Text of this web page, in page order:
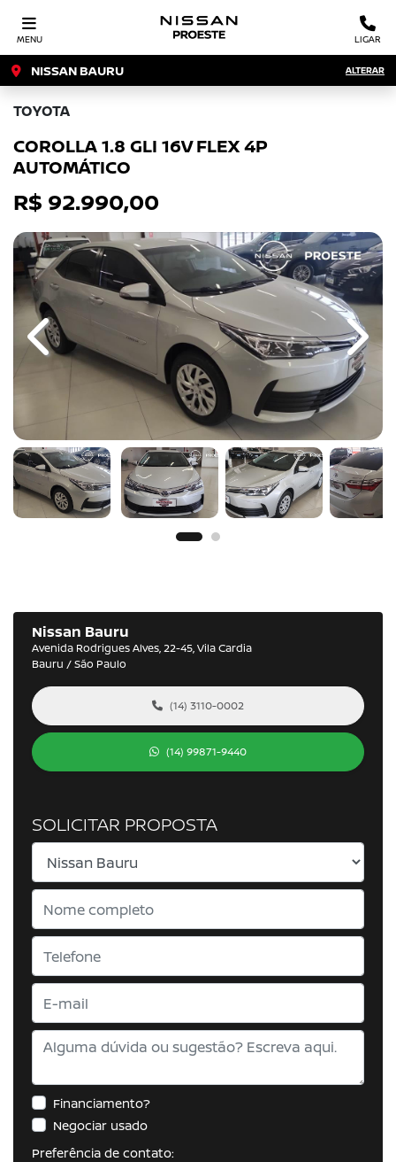
MENU LIGAR
NISSAN BAURU ALTERAR
TOYOTA
COROLLA 1.8 GLI 16V FLEX 4P
AUTOMÁTICO
R$ 92.990,00
Previous Next
Nissan Bauru
Avenida Rodrigues Alves, 22-45, Vila Cardia
Bauru / São Paulo
(14) 3110-0002
(14) 99871-9440
SOLICITAR PROPOSTA
Financiamento?
Negociar usado
Preferência de contato: